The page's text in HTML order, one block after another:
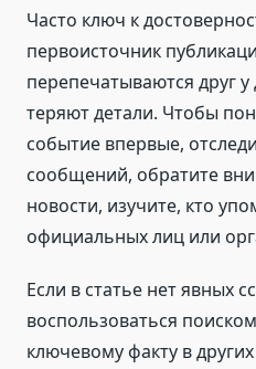
Часто ключ к
первоисточник
перепечатываются друг
теряют детали. Чтобы
событие впервые,
сообщений, обратите
новости, изучите, кто
официальных лиц или
Если в статье нет явных
воспользоваться
ключевому факту в